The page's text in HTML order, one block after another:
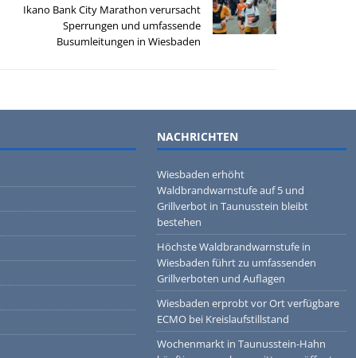
Ikano Bank City Marathon verursacht
Sperrungen und umfassende
Busumleitungen in Wiesbaden
NACHRICHTEN
Wiesbaden erhöht
Waldbrandwarnstufe auf 5 und
Grillverbot in Taunusstein bleibt
bestehen
Höchste Waldbrandwarnstufe in
Wiesbaden führt zu umfassenden
Grillverboten und Auflagen
Wiesbaden erprobt vor Ort verfügbare
ECMO bei Kreislaufstillstand
Wochenmarkt in Taunusstein-Hahn